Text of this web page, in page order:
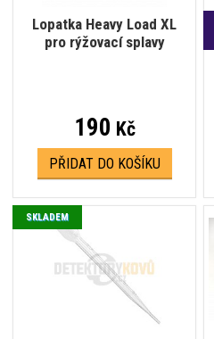
Lopatka Heavy Load XL
pro rýžovací splavy
190 Kč
PŘIDAT DO KOŠÍKU
SKLADEM